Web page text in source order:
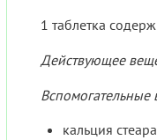
1 таблетка
Действующее
Вспомогательные
кальция